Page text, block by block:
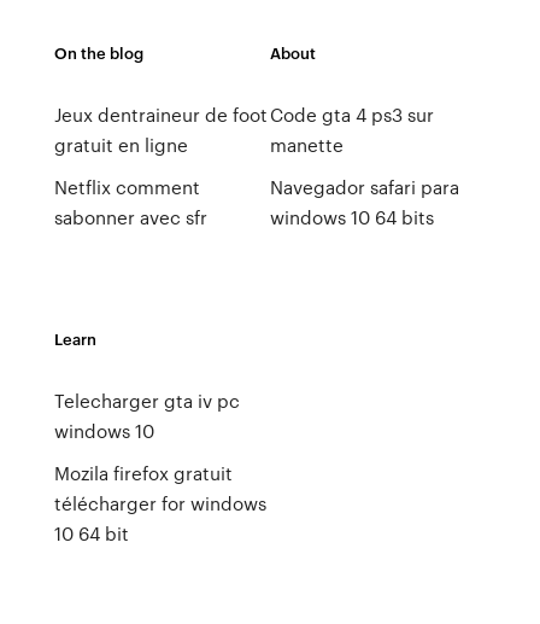
On the blog
Jeux dentraineur de foot
gratuit en ligne
Netflix comment
sabonner avec sfr
About
Code gta 4 ps3 sur
manette
Navegador safari para
windows 10 64 bits
Learn
Telecharger gta iv pc
windows 10
Mozila firefox gratuit
télécharger for windows
10 64 bit